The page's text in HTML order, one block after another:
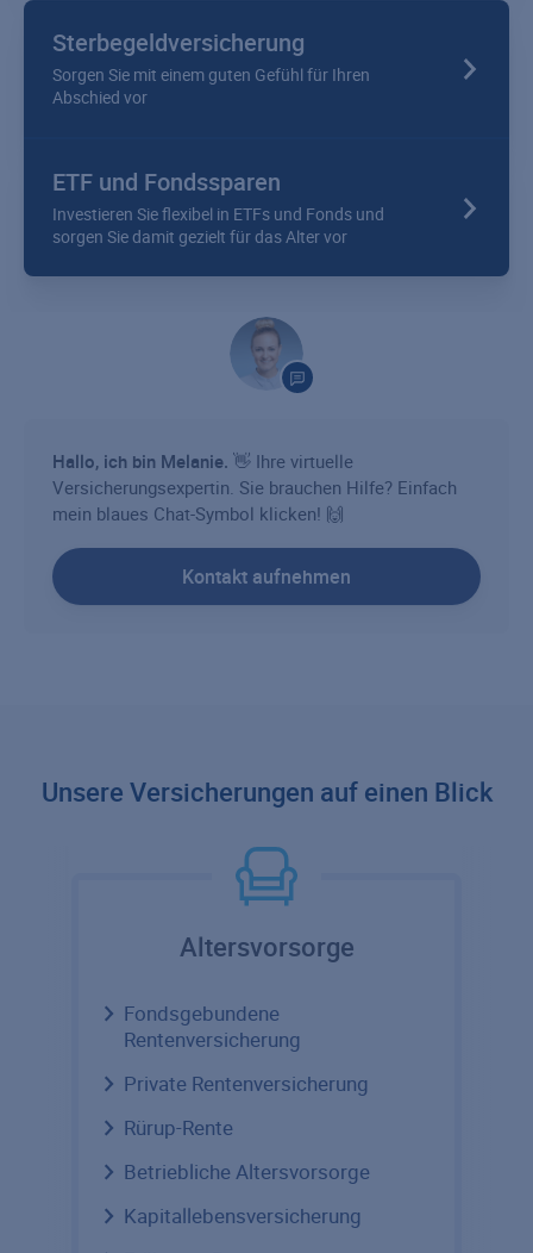
Sterbegeldversicherung
Sorgen Sie mit einem guten Gefühl für Ihren
Abschied vor
ETF und Fondssparen
Investieren Sie flexibel in ETFs und Fonds und
sorgen Sie damit gezielt für das Alter vor
Hallo, ich bin Melanie. 👋 Ihre virtuelle
Versicherungsexpertin. Sie brauchen Hilfe? Einfach
mein blaues Chat-Symbol klicken! 🙌
Kontakt aufnehmen
Unsere Versicherungen auf einen Blick
Altersvorsorge
Fondsgebundene
Rentenversicherung
Private Rentenversicherung
Rürup-Rente
Betriebliche Altersvorsorge
Kapitallebensversicherung